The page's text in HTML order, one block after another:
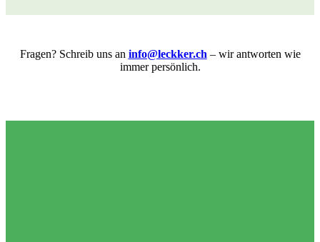
Fragen? Schreib uns an info@leckker.ch – wir antworten wie
immer persönlich.